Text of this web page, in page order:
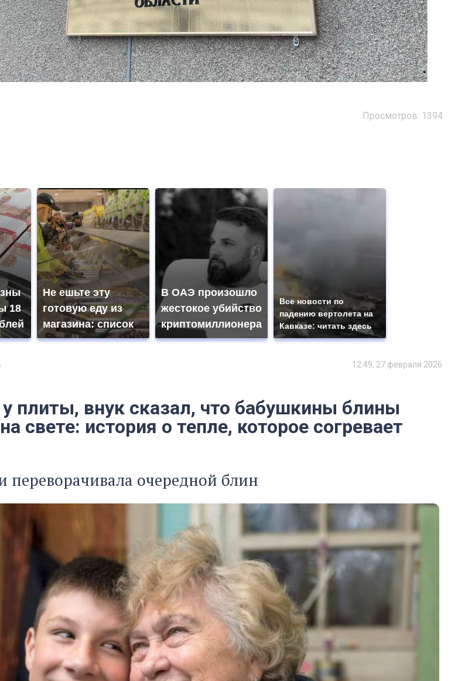
Просмотров: 1394
18
Не ешьте эту
готовую еду из
магазина: список
В ОАЭ произошло
жестокое убийство
криптомиллионера
Все новости по
падению вертолета на
Кавказе: читать здесь
12:49, 27 февраля 2026
у плиты, внук сказал, что бабушкины блины
свете: история о тепле, которое согревает
переворачивала очередной блин